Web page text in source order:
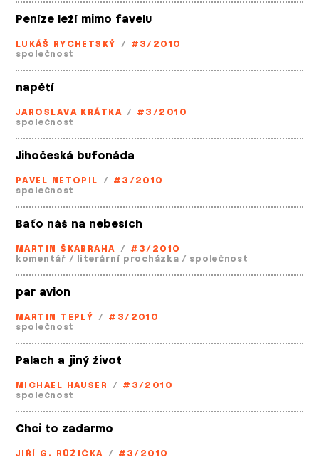
Peníze leží mimo favelu
LUKÁŠ RYCHETSKÝ / #3/2010
společnost
napětí
JAROSLAVA KRÁTKA / #3/2010
společnost
Jihočeská bufonáda
PAVEL NETOPIL / #3/2010
společnost
Baťo náš na nebesích
MARTIN ŠKABRAHA / #3/2010
komentář / literární procházka / společnost
par avion
MARTIN TEPLÝ / #3/2010
společnost
Palach a jiný život
MICHAEL HAUSER / #3/2010
společnost
Chci to zadarmo
JIŘÍ G. RŮŽIČKA / #3/2010